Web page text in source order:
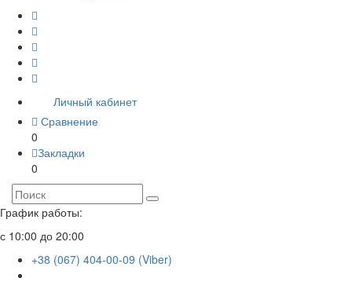
Личный кабинет
Сравнение
0
Закладки
0
График работы:
с 10:00 до 20:00
+38 (067) 404-00-09 (Viber)